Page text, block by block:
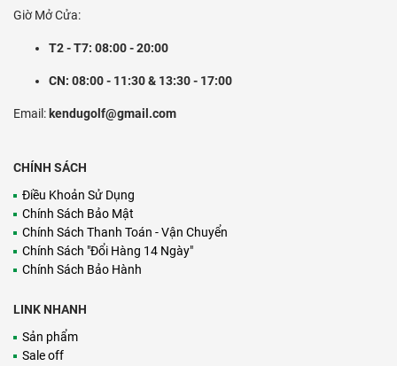
Giờ Mở Cửa:
T2 - T7: 08:00 - 20:00
CN: 08:00 - 11:30 & 13:30 - 17:00
Email: kendugolf@gmail.com
CHÍNH SÁCH
Điều Khoản Sử Dụng
Chính Sách Bảo Mật
Chính Sách Thanh Toán - Vận Chuyển
Chính Sách "Đổi Hàng 14 Ngày"
Chính Sách Bảo Hành
LINK NHANH
Sản phẩm
Sale off